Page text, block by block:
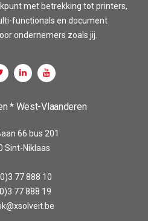
met betrekking tot printers,
functionals en document
ondernemers zoals jij.
* West-Vlaanderen
66 bus 201
Sint-Niklaas
77 888 10
77 888 19